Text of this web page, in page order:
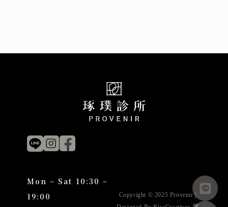
Mon – Sat 10:30 –
19:00
Copyright © 2025 Provenir |